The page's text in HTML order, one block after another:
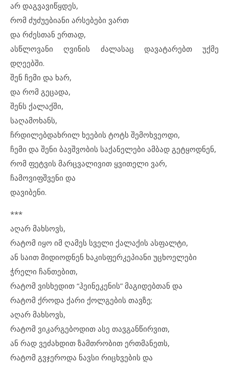
არ დაგვავიწყდეს,
რომ ძუძუებიანი არსებები ვართ
და რძესთან ერთად,
ასწლოვანი ღვინის ძალასაც დავატარებთ უქმე
დღეებში.
შენ ჩემი და ხარ,
და რომ გეცადა,
შენს ქალაქში,
საღამოხანს,
ჩრდილებდახრილ ხეების ტოტს შემოხვეოდი,
ჩემი და შენი ბავშვობის საქანელები ამბად გეტყოდნენ,
რომ ფეტვის მარცვალივით ყვითელი ვარ,
ჩამოვიფშვენი და
დავიბენი.
***
აღარ მახსოვს,
რატომ იყო იმ ღამეს სველი ქალაქის ასფალტი,
ან საით მიდიოდნენ ხაკისფერკეპიანი უცხოელები
ჭრელი ჩანთებით,
რატომ ვისხედით “ჰეინეკენის” მაგიდებთან და
რატომ ქროდა ქარი ქოლგების თავზე;
აღარ მახსოვს,
რატომ ვიკარგებოდით ასე თავგანწირვით,
ან რად ვეძახდით ზამთრობით ერთმანეთს,
რატომ გვჯეროდა ნავსი რიცხვების და